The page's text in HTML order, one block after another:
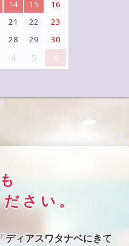
14 15
16
21 22
23
28 29 30
4 5 6
さい。
ディアスワタナベにきて